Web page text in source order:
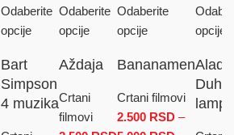
Odaberite
opcije
Bart
Simpson
4 muzika
Odaberite
opcije
Aždaja
Crtani
filmovi
Odaberite
opcije
Bananamen
Crtani filmovi
2.500 RSD –
opcije
Duh
lampe